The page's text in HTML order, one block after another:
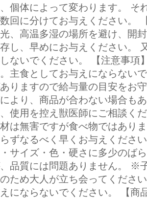
個体によって変わります。 そ
数回に分けてお与えください。
、高温多湿の場所を避け、開
し、早めにお与えください。
ないでください。 【注意事
主食としてお与えにならない
りますので給与量の目安をお
より、商品が合わない場合
使用を控え獣医師にご相談く
は無害ですが食べ物ではあ
ずなるべく早くお与えくださ
サイズ・色・硬さに多少の
品質には問題ありません。 ※
ため大人が立ち会ってくださ
にならないでください。 【商